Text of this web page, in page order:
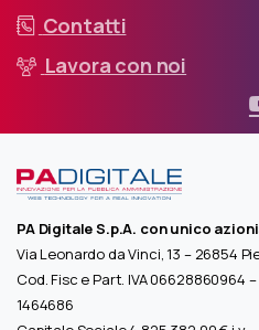
Contatti
Lavora con noi
PA Digitale S.p.A. con unico
Via Leonardo da Vinci, 13 – 26854
Cod. Fisc e Part. IVA 06628860964 –
1464686